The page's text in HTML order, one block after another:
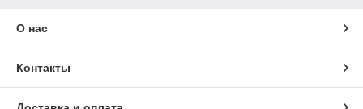
О нас
Контакты